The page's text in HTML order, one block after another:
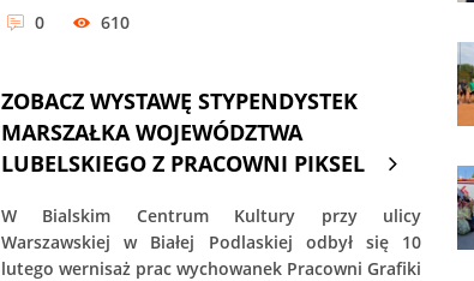
0 610
ZOBACZ WYSTAWĘ STYPENDYSTEK
MARSZAŁKA WOJEWÓDZTWA
LUBELSKIEGO Z PRACOWNI PIKSEL
W Bialskim Centrum Kultury przy ulicy
Warszawskiej w Białej Podlaskiej odbył się 10
lutego wernisaż prac wychowanek Pracowni Grafiki